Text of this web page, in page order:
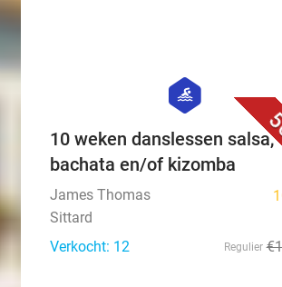
hexagon
sport
10 weken danslessen salsa,
bachata en/of kizomba
James Thomas
Sittard
Verkocht: 12
Regulier